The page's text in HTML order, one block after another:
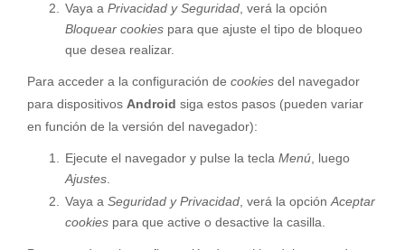
Vaya a Privacidad y Seguridad , verá la opción
Bloquear cookies para que ajuste el tipo de bloqueo
que desea realizar.
Para acceder a la configuración de cookies del navegador
para dispositivos Android siga estos pasos (pueden variar
en función de la versión del navegador):
Ejecute el navegador y pulse la tecla Menú , luego
Ajustes
Vaya a Seguridad y Privacidad , verá la opción Aceptar
cookies para que active o desactive la casilla.